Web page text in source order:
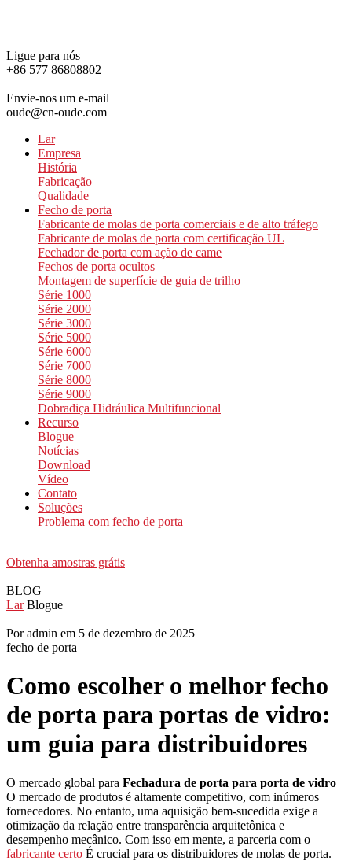
Ligue para nós
+86 577 86808802
Envie-nos um e-mail
oude@cn-oude.com
Lar
Empresa
História
Fabricação
Qualidade
Fecho de porta
Fabricante de molas de porta comerciais e de alto tráfego
Fabricante de molas de porta com certificação UL
Fechador de porta com ação de came
Fechos de porta ocultos
Montagem de superfície de guia de trilho
Série 1000
Série 2000
Série 3000
Série 5000
Série 6000
Série 7000
Série 8000
Série 9000
Dobradiça Hidráulica Multifuncional
Recurso
Blogue
Notícias
Download
Vídeo
Contato
Soluções
Problema com fecho de porta
Obtenha amostras grátis
BLOG
Lar Blogue
Por admin em 5 de dezembro de 2025
fecho de porta
Como escolher o melhor fecho
de porta para portas de vidro:
um guia para distribuidores
O mercado global para Fechadura de porta para porta de vidro
O mercado de produtos é altamente competitivo, com inúmeros
fornecedores. No entanto, uma aquisição bem-sucedida exige a
otimização da relação entre transparência arquitetônica e
desempenho mecânico. Com isso em mente, a parceria com o
fabricante certo É crucial para os distribuidores de molas de porta.